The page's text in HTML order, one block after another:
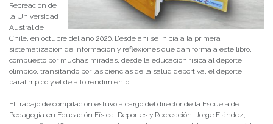
Recreación de
la Universidad
Austral de
Chile, en octubre del año 2020. Desde ahí se inicia a la primera
sistematización de información y reflexiones que dan forma a este libro,
compuesto por muchas miradas, desde la educación física al deporte
olímpico, transitando por las ciencias de la salud deportiva, el deporte
paralímpico y el de alto rendimiento.
El trabajo de compilación estuvo a cargo del director de la Escuela de
Pedagogía en Educación Física, Deportes y Recreación, Jorge Flández,